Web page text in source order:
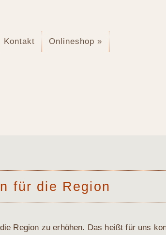
Kontakt Onlineshop »
für die Region
Regi­on zu erhö­hen. Das heißt für uns